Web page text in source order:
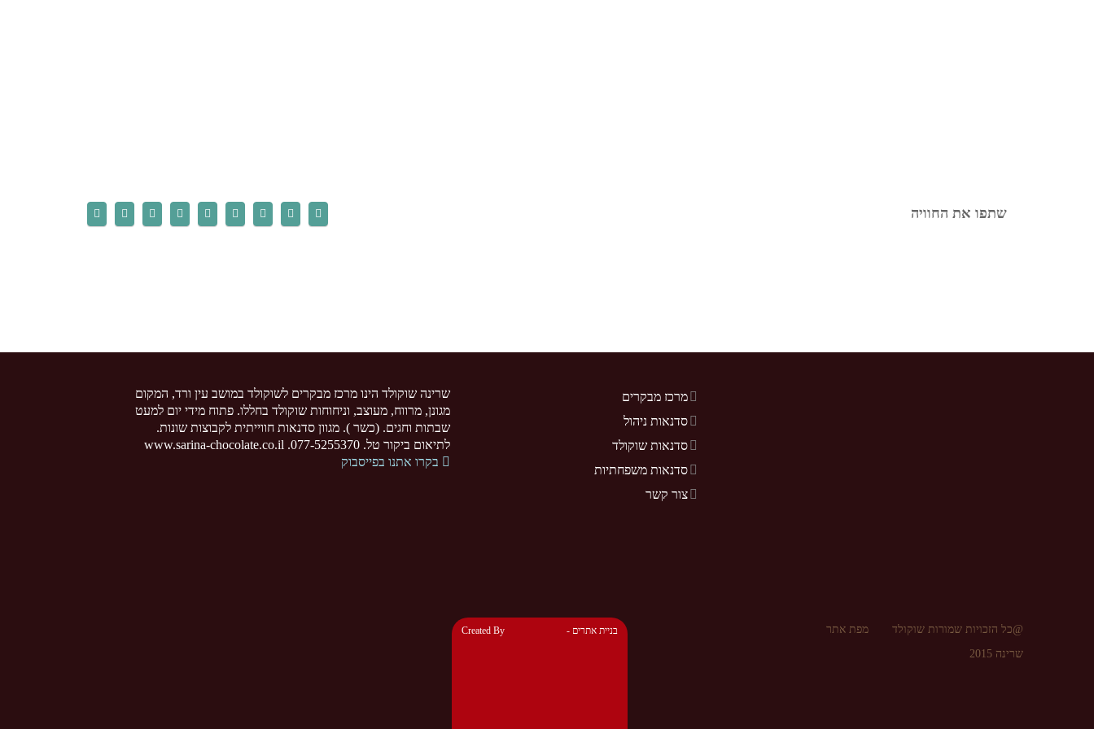
מרכז מבקרים
סדנאות ניהול
סדנאות שוקולד
סדנאות משפחתיות
צור קשר
שרינה שוקולד הינו מרכז מבקרים לשוקולד במושב עין ורד, המקום
מגונן, מרווח, מעוצב, וניחוחות שוקולד בחללו. פתוח מידי יום למעט
שבתות וחגים. (כשר ). מגוון סדנאות חווייתית לקבוצות שונות.
לתיאום ביקור טל. 077-5255370. www.sarina-chocolate.co.il
בקרו אתנו בפייסבוק
@כל הזכויות שמורות שוקולד
שרינה 2015
מפת אתר Created By - בניית אתרים